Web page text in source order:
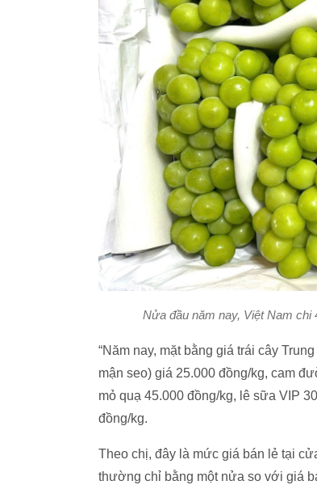
Nửa đầu năm nay, Việt Nam chi
“Năm nay, mặt bằng giá trái cây
mận seo) giá 25.000 đồng/kg, cam
mỏ quạ 45.000 đồng/kg, lê sữa VIP
đồng/kg.
Theo chị, đây là mức giá bán lẻ tại
thường chỉ bằng một nửa so với giá